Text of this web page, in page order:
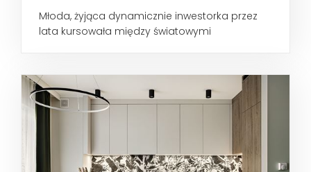
Młoda, żyjąca dynamicznie inwestorka przez
lata kursowała między światowymi